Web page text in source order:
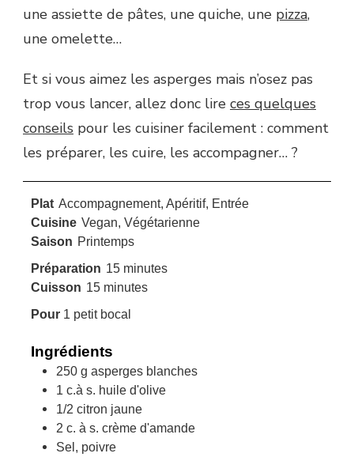
une assiette de pâtes, une quiche, une pizza,
une omelette…
Et si vous aimez les asperges mais n’osez pas
trop vous lancer, allez donc lire ces quelques
conseils pour les cuisiner facilement : comment
les préparer, les cuire, les accompagner… ?
Plat Accompagnement, Apéritif, Entrée
Cuisine Vegan, Végétarienne
Saison Printemps
Préparation 15minutes
minutes
Cuisson 15minutes
minutes
Pour 1 petit bocal
Ingrédients
250 g asperges blanches
1 c.à s. huile d'olive
1/2 citron jaune
2 c. à s. crème d'amande
Sel, poivre